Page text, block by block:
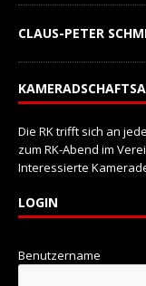
CLAUS-PETER
Die RK trifft sich an
zum RK-Abend im
Interessierte
LOGIN
Benutzername